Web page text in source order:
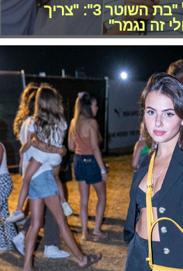
מאחורי הקלעים של "בת השוטר 3": "צריך
זה נגמר"